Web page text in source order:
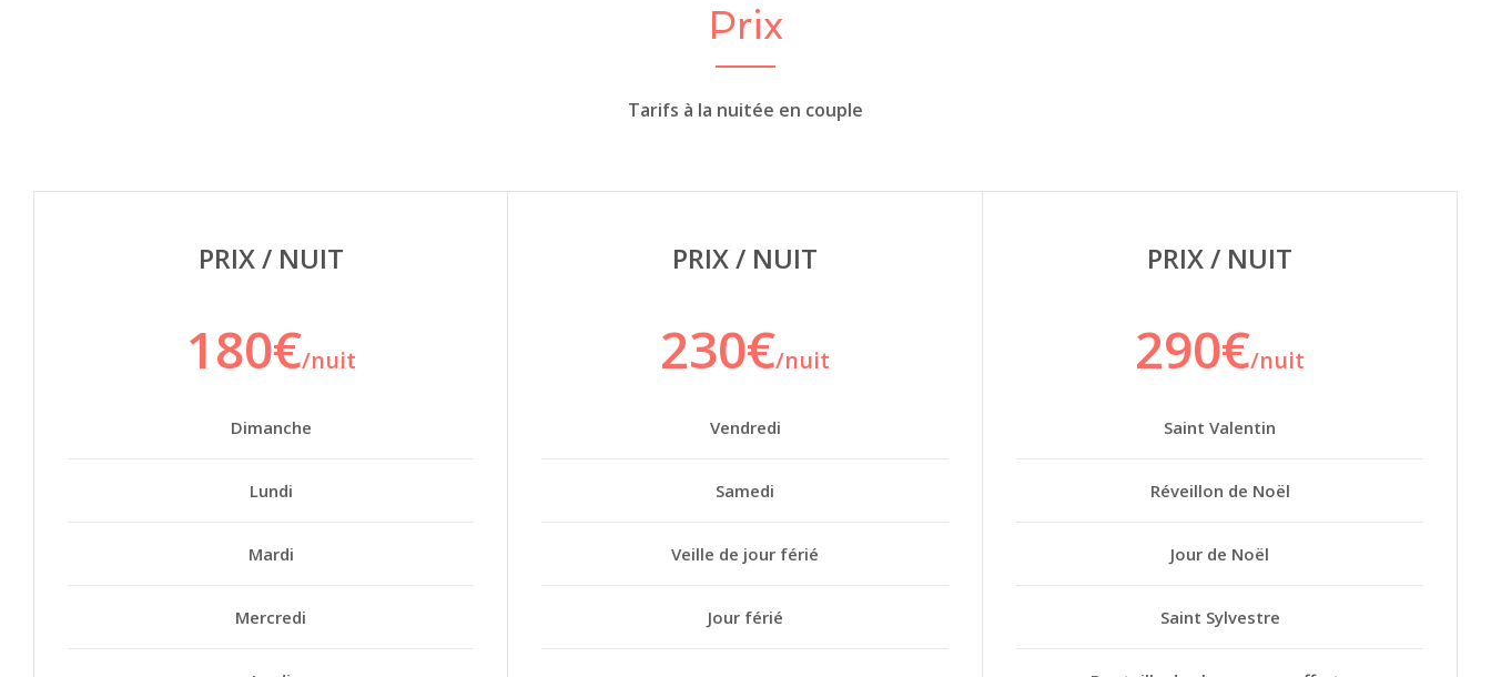
Prix
PRIX / NUIT
180€/nuit
Dimanche
Lundi
Mardi
Mercredi
PRIX / NUIT
230€/nuit
Vendredi
Samedi
Veille de jour férié
Jour férié
PRIX / NUIT
290€/nuit
Saint Valentin
Réveillon de Noël
Jour de Noël
Saint Sylvestre